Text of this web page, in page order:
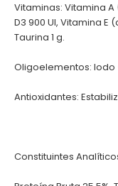
Vitaminas: Vitamina
D3 900 UI, Vitamina
Taurina 1 g.
Oligoelementos: Iodo
Antioxidantes:
Constituintes